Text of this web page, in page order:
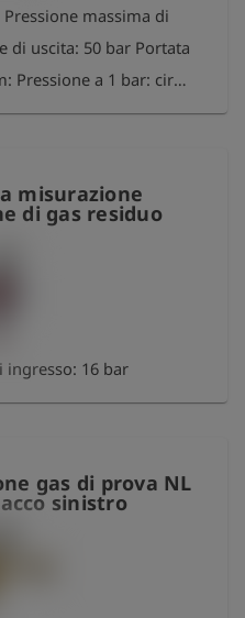
massima di
di uscita: 50 bar Portata
Pressione a 1 bar: circa
a 5 bar: circa 2,8 m³/h
misurazione
di gas residuo
ingresso: 16 bar
gas di prova NL
sinistro